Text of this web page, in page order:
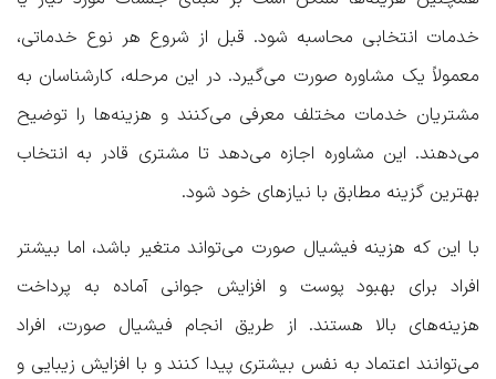
خدمات انتخابی محاسبه شود. قبل از شروع هر نوع خدماتی،
معمولاً یک مشاوره صورت می‌گیرد. در این مرحله، کارشناسان به
مشتریان خدمات مختلف معرفی می‌کنند و هزینه‌ها را توضیح
می‌دهند. این مشاوره اجازه می‌دهد تا مشتری قادر به انتخاب
بهترین گزینه مطابق با نیازهای خود شود.
با این که هزینه فیشیال صورت می‌تواند متغیر باشد، اما بیشتر
افراد برای بهبود پوست و افزایش جوانی آماده به پرداخت
هزینه‌های بالا هستند. از طریق انجام فیشیال صورت، افراد
می‌توانند اعتماد به نفس بیشتری پیدا کنند و با افزایش زیبایی و